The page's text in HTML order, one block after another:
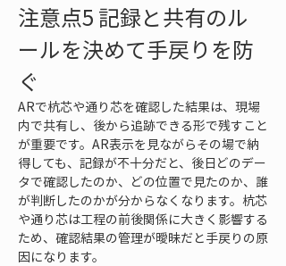
注意点5 記録と共有のル
ールを決めて手戻りを防
ぐ
ARで杭芯や通り芯を確認した結果は、現場
内で共有し、後から追跡できる形で残すこと
が重要です。AR表示を見ながらその場で納
得しても、記録が不十分だと、後日どのデー
タで確認したのか、どの位置で見たのか、誰
が判断したのかが分からなくなります。杭芯
や通り芯は工程の前後関係に大きく影響する
ため、確認結果の管理が曖昧だと手戻りの原
因になります。